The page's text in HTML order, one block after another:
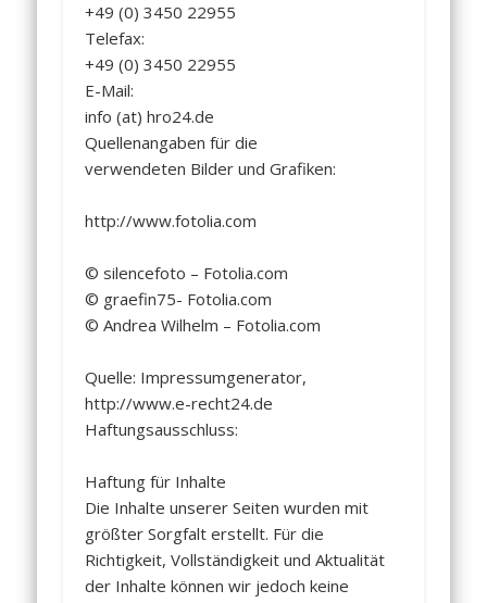
+49 (0) 3450 22955
Telefax:
+49 (0) 3450 22955
E-Mail:
info (at) hro24.de
Quellenangaben für die
verwendeten Bilder und Grafiken:
http://www.fotolia.com
© silencefoto – Fotolia.com
© graefin75- Fotolia.com
© Andrea Wilhelm – Fotolia.com
Quelle: Impressumgenerator,
http://www.e-recht24.de
Haftungsausschluss:
Haftung für Inhalte
Die Inhalte unserer Seiten wurden mit
größter Sorgfalt erstellt. Für die
Richtigkeit, Vollständigkeit und Aktualität
der Inhalte können wir jedoch keine